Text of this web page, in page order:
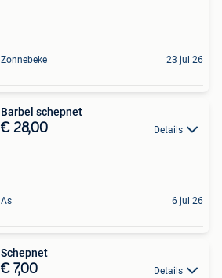
Zonnebeke 23 jul 26
Barbel schepnet
€ 28,00 Details
As 6 jul 26
Schepnet
€ 7,00 Details